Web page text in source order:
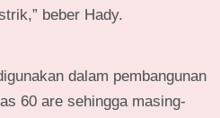
beber Hady.
dalam pembangunan
60 are sehingga masing-